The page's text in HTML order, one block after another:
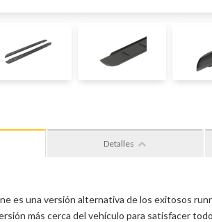
Detalles
es una versión alternativa de los exitosos
más cerca del vehículo para satisfacer